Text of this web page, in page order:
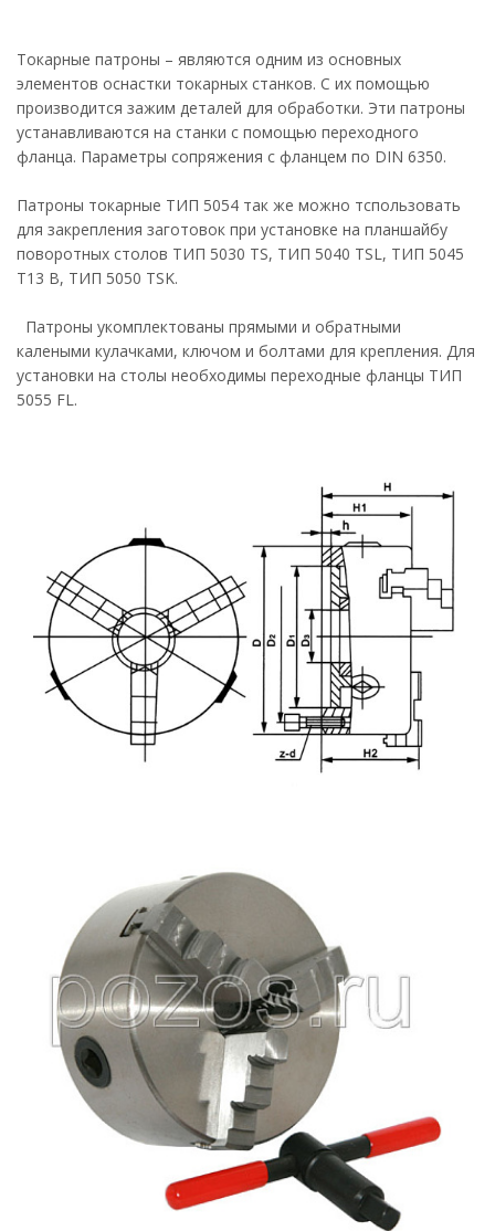
Токарные патроны – являются одним из основных
элементов оснастки токарных станков. С их помощью
производится зажим деталей для обработки. Эти патроны
устанавливаются на станки с помощью переходного
фланца. Параметры сопряжения с фланцем по DIN 6350.
Патроны токарные ТИП 5054 так же можно тспользовать
для закрепления заготовок при установке на планшайбу
поворотных столов ТИП 5030 TS, ТИП 5040 TSL, ТИП 5045
T13 B, ТИП 5050 TSK.
Патроны укомплектованы прямыми и обратными
калеными кулачками, ключом и болтами для крепления. Для
установки на столы необходимы переходные фланцы ТИП
5055 FL.